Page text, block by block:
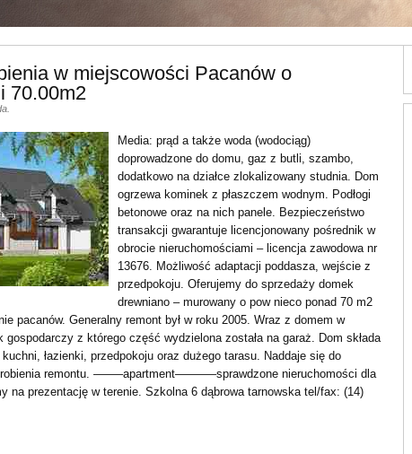
w miejscowości Pacanów o
70.00m2
Media: prąd a także woda (wodociąg)
doprowadzone do domu, gaz z butli, szambo,
dodatkowo na działce zlokalizowany studnia. Dom
ogrzewa kominek z płaszczem wodnym. Podłogi
betonowe oraz na nich panele. Bezpieczeństwo
transakcji gwarantuje licencjonowany pośrednik w
obrocie nieruchomościami – licencja zawodowa nr
13676. Możliwość adaptacji poddasza, wejście z
przedpokoju. Oferujemy do sprzedaży domek
drewniano – murowany o pow nieco ponad 70 m2
pacanów. Generalny remont był w roku 2005. Wraz z domem w
gospodarczy z którego część wydzielona została na garaż. Dom składa
łazienki, przedpokoju oraz dużego tarasu. Naddaje się do
remontu. ——–apartment———–sprawdzone nieruchomości dla
na prezentację w terenie. Szkolna 6 dąbrowa tarnowska tel/fax: (14)